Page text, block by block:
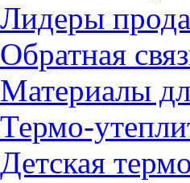
Лидеры
Обратная
Материалы
Термо-
Детская